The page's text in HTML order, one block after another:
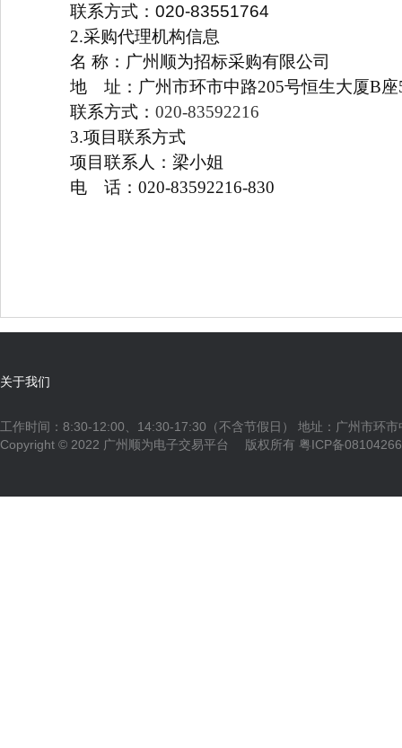
联系方式： 020-83551764
2.采购代理机构信息
名 称：广州顺为招标采购有限公司
地 址：广州市环市中路205号恒生大厦B座
联系方式： 020-83592216
3.项目联系方式
项目联系人：梁小姐
电 话：020-83592216-830
关于我们
工作时间：8:30-12:00、14:30-17:30（不含节假日） 地址：广州市环
Copyright © 2022 广州顺为电子交易平台 版权所有 粤ICP备